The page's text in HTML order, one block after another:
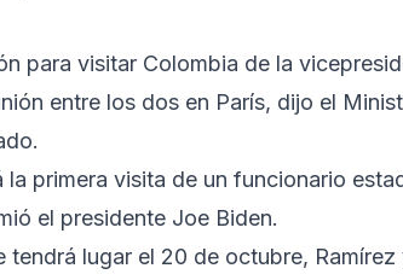
para visitar Colombia de la
entre los dos en París, dijo el
la primera visita de un funcionario
el presidente Joe Biden.
tendrá lugar el 20 de octubre,